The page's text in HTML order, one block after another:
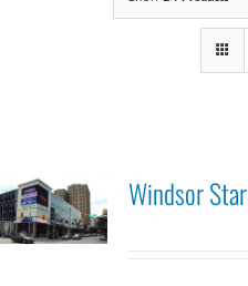
Windsor Star